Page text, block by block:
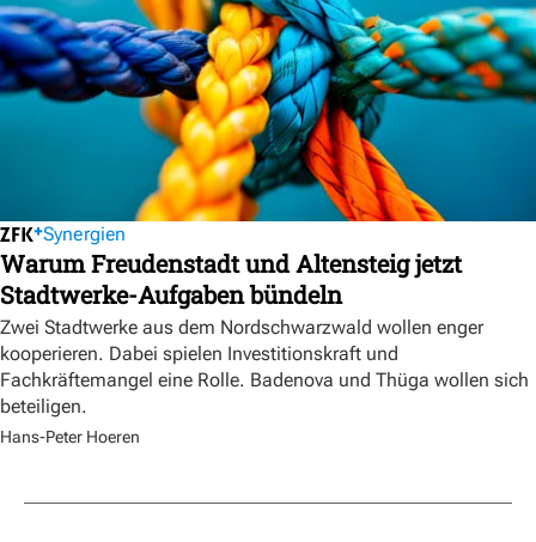
Synergien
Warum Freudenstadt und Altensteig jetzt
Stadtwerke-Aufgaben bündeln
Zwei Stadtwerke aus dem Nordschwarzwald wollen enger
kooperieren. Dabei spielen Investitionskraft und
Fachkräftemangel eine Rolle. Badenova und Thüga wollen sich
beteiligen.
Hans-Peter Hoeren